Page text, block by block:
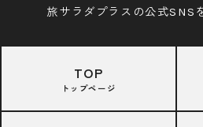
旅サラダプラスの公式SNS
TOP
トップページ